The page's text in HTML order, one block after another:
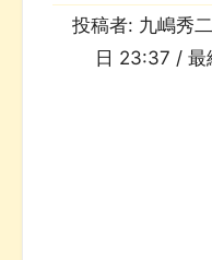
投稿者: 九嶋秀
日 23:37 / 最